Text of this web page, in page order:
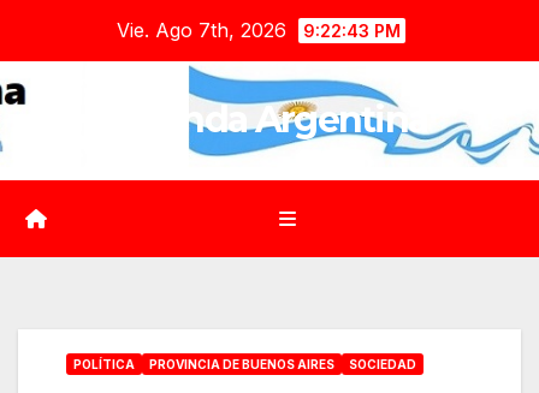
contenido
Vie. Ago 7th, 2026 9:22:44 PM
Agenda Argentina
POLÍTICA PROVINCIA DE BUENOS AIRES SOCIEDAD